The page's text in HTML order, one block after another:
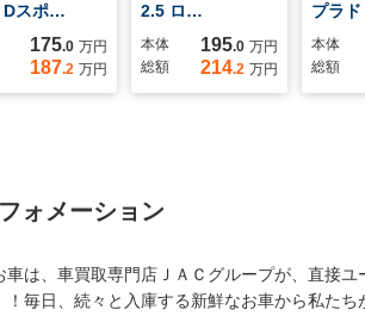
Dスポ…
175.0 万円
187.2 万円
2.5 ロ…
本体 195.0 万円
総額
214.2 万円
プラ
本体
総額
ォメーション
は、車買取専門店ＪＡＣグループが、直接
毎日、続々と入庫する新鮮なお車から私たち